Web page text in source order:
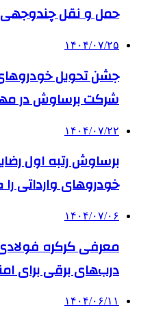
حمل و نقل چندوجهی
۱۴۰۴/۰۷/۲۵
جشن تحویل
شرکت برساوش در
۱۴۰۴/۰۷/۲۲
برساوش رتبه اول
خودروهای وارداتی
۱۴۰۴/۰۷/۰۶
درب‌های برقی برای
۱۴۰۴/۰۶/۱۱